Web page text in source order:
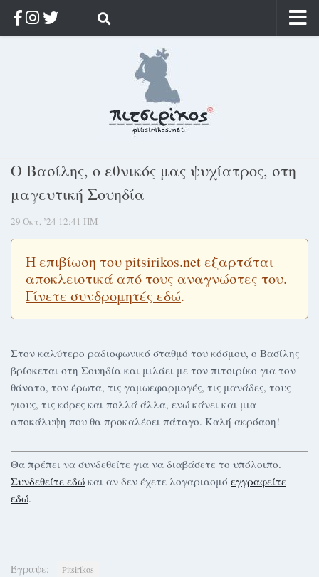
Στοχασμοί & αποφθέγματα
Διαφήμιση
Γίνετε συνδρομητής
Log in
Ο Βασίλης, ο εθνικός μας ψυχίατρος, στη
μαγευτική Σουηδία
29 Οκτ, ’24 12:41 ΠΜ
Η επιβίωση του pitsirikos.net εξαρτάται
αποκλειστικά από τους αναγνώστες του.
Γίνετε συνδρομητές εδώ.
Στον καλύτερο ραδιοφωνικό σταθμό του κόσμου, ο Βασίλης
βρίσκεται στη Σουηδία και μιλάει με τον πιτσιρίκο για τον
θάνατο, τον έρωτα, τις γαμωεφαρμογές, τις μανάδες, τους
γιους, τις κόρες και πολλά άλλα, ενώ κάνει και μια
αποκάλυψη που θα προκαλέσει πάταγο. Καλή ακρόαση!
Θα πρέπει να συνδεθείτε για να διαβάσετε το υπόλοιπο.
Συνδεθείτε εδώ και αν δεν έχετε λογαριασμό εγγραφείτε
εδώ.
Έγραψε: Pitsirikos